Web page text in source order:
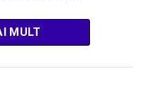
MULT